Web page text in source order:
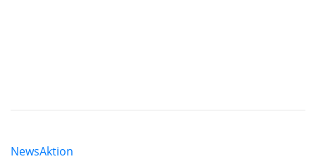
NewsAktion